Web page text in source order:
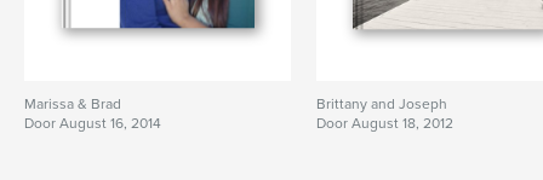
Marissa & Brad
Door August 16, 2014
Brittany and Joseph
Door August 18, 2012